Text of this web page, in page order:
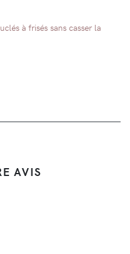
à frisés sans casser la
AVIS